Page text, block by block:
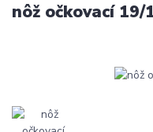
nôž očkovací 19/